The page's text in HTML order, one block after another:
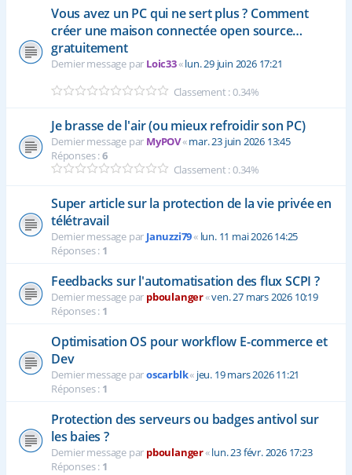
Vous avez un PC qui ne sert plus ? Comment
créer une maison connectée open source…
gratuitement
Dernier message par Loic33«lun. 29 juin 2026 17:21
Classement : 0.34%
Je brasse de l'air (ou mieux refroidir son PC)
Dernier message par MyPOV«mar. 23 juin 2026 13:45
Réponses :6
Classement : 0.34%
Super article sur la protection de la vie privée en
télétravail
Dernier message par Januzzi79« lun. 11 mai 2026 14:25
Réponses : 1
Feedbacks sur l'automatisation des flux SCPI ?
Dernier message par pboulanger«ven. 27 mars 2026 10:19
Réponses : 1
Optimisation OS pour workflow E-commerce et
Dev
Dernier message paroscarblk« jeu. 19 mars 2026 11:21
Réponses : 1
Protection des serveurs ou badges antivol sur
les baies ?
Dernier message par pboulanger«lun. 23 févr. 2026 17:23
Réponses : 1